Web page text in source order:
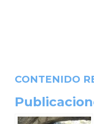
CONTENIDO